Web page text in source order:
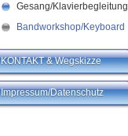
Gesang/Klavierbegleitung
Bandworkshop/Keyboard
KONTAKT & Wegskizze
Impressum/Datenschutz